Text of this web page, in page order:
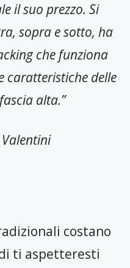
il suo prezzo. Si
sopra e sotto, ha
che funziona
caratteristiche delle
alta.”
costano
ti aspetteresti